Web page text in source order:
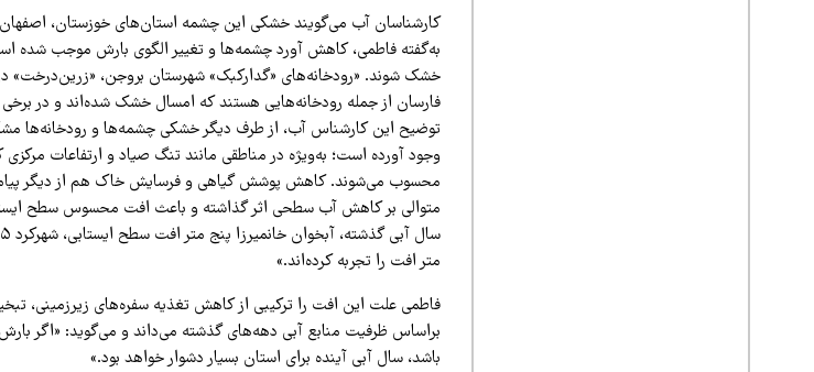
کارشناسان آب می‌گویند خشکی این چشمه استان‌های خوزستان، اصفهان
به‌گفته فاطمی، کاهش آورد چشمه‌ها و تغییر الگوی بارش موجب شده
خشک شوند. «رودخانه‌های «گدارکبک» شهرستان بروجن، «زرین‌درخت»
فارسان از جمله رودخانه‌هایی هستند که امسال خشک شده‌اند و در
توضیح این کارشناس آب، از طرف دیگر خشکی چشمه‌ها و رودخانه‌ها
وجود آورده است؛ به‌ویژه در مناطقی مانند تنگ صیاد و ارتفاعات
محسوب می‌شوند. کاهش پوشش گیاهی و فرسایش خاک هم از دیگر
متوالی بر کاهش آب سطحی اثر گذاشته و باعث افت محسوس سطح
متر افت را تجربه کرده‌اند.»
فاطمی علت این افت را ترکیبی از کاهش تغذیه سفره‌های زیرزمینی،
براساس ظرفیت منابع آبی دهه‌های گذشته می‌داند و می‌گوید: «اگر
باشد، سال آبی آینده برای استان بسیار دشوار خواهد بود.»